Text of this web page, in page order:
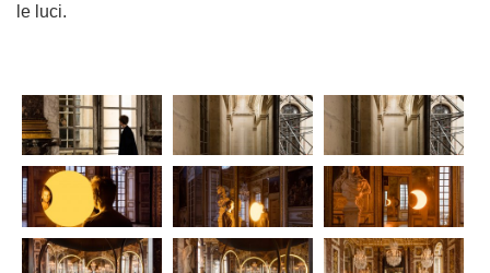
le luci.